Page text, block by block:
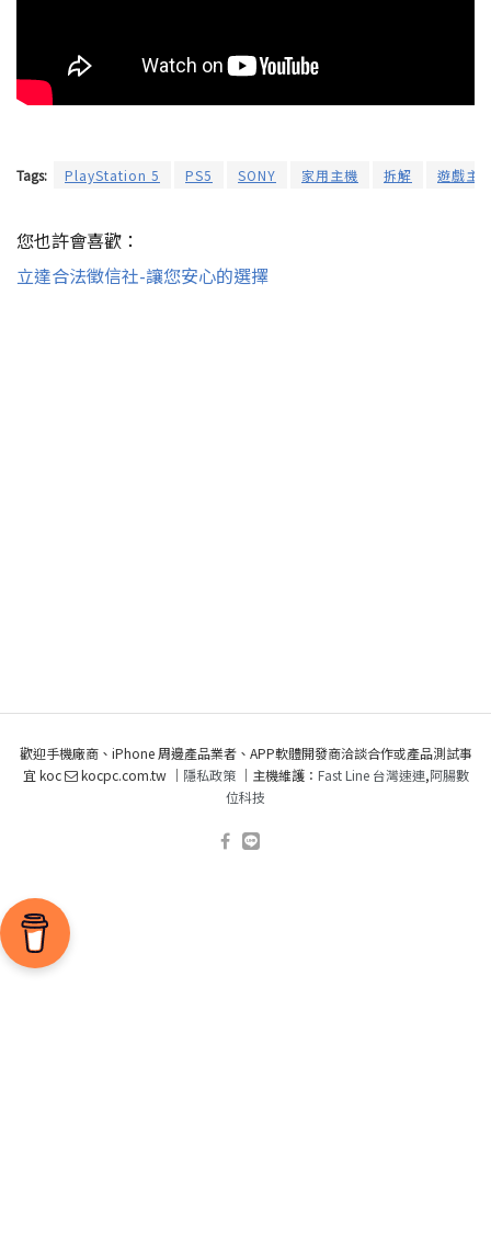
Tags: PlayStation 5 PS5 SONY 家用主機 拆解 遊戲主
您也許會喜歡：
立達合法徵信社-讓您安心的選擇
歡迎手機廠商、iPhone 周邊產品業者、APP軟體開發商洽談合作或產品測試事
宜 koc
kocpc.com.tw ｜ 隱私政策｜主機維護： Fast Line 台灣速連,阿腸數
位科技